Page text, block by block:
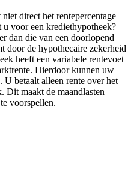
direct het rentepercentage
voor een krediethypotheek?
dan die van een doorlopend
door de hypothecaire zekerheid
heeft een variabele rentevoet
Hierdoor kunnen uw
U betaalt alleen rente over het
Dit maakt de maandlasten
voorspellen.